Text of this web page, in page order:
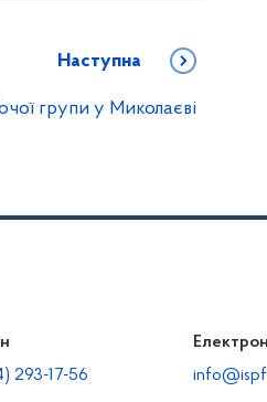
Наступна
групи у Миколаєві
293-17-56